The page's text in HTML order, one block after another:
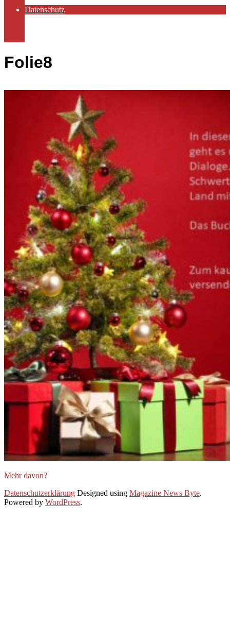
Datenschutz
Folie8
Mehr davon?
2019-
11-
Datenschutzerklärung Designed using Magazine News Byte.
Powered by WordPress.